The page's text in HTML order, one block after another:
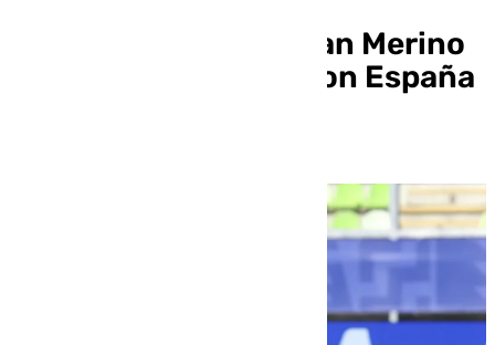
El Málaga espera a Izan Merino
tras su eliminación con España